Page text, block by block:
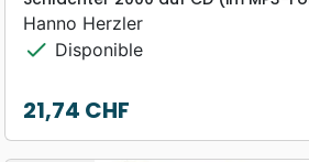
Hanno Herzler
check Disponible
Prix
21,74 CHF